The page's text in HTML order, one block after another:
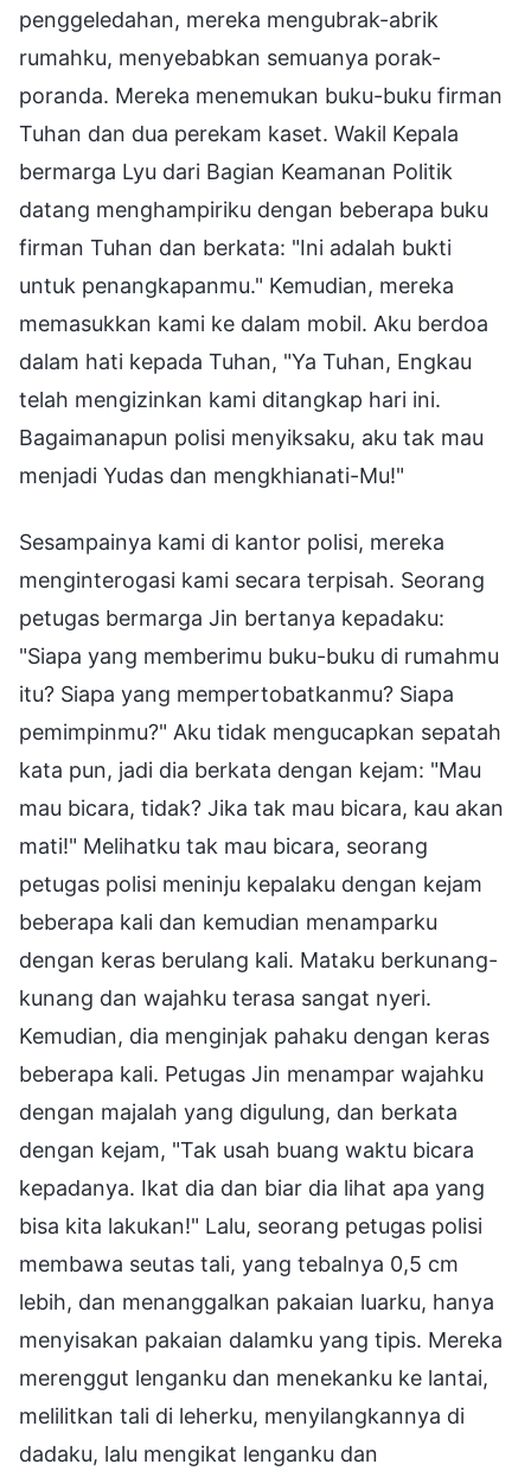
penggeledahan, mereka mengubrak-abrik
rumahku, menyebabkan semuanya porak-
poranda. Mereka menemukan buku-buku firman
Tuhan dan dua perekam kaset. Wakil Kepala
bermarga Lyu dari Bagian Keamanan Politik
datang menghampiriku dengan beberapa buku
firman Tuhan dan berkata: "Ini adalah bukti
untuk penangkapanmu." Kemudian, mereka
memasukkan kami ke dalam mobil. Aku berdoa
dalam hati kepada Tuhan, "Ya Tuhan, Engkau
telah mengizinkan kami ditangkap hari ini.
Bagaimanapun polisi menyiksaku, aku tak mau
menjadi Yudas dan mengkhianati-Mu!"
Sesampainya kami di kantor polisi, mereka
menginterogasi kami secara terpisah. Seorang
petugas bermarga Jin bertanya kepadaku:
"Siapa yang memberimu buku-buku di rumahmu
itu? Siapa yang mempertobatkanmu? Siapa
pemimpinmu?" Aku tidak mengucapkan sepatah
kata pun, jadi dia berkata dengan kejam: "Mau
mau bicara, tidak? Jika tak mau bicara, kau akan
mati!" Melihatku tak mau bicara, seorang
petugas polisi meninju kepalaku dengan kejam
beberapa kali dan kemudian menamparku
dengan keras berulang kali. Mataku berkunang-
kunang dan wajahku terasa sangat nyeri.
Kemudian, dia menginjak pahaku dengan keras
beberapa kali. Petugas Jin menampar wajahku
dengan majalah yang digulung, dan berkata
dengan kejam, "Tak usah buang waktu bicara
kepadanya. Ikat dia dan biar dia lihat apa yang
bisa kita lakukan!" Lalu, seorang petugas polisi
membawa seutas tali, yang tebalnya 0,5 cm
lebih, dan menanggalkan pakaian luarku, hanya
menyisakan pakaian dalamku yang tipis. Mereka
merenggut lenganku dan menekanku ke lantai,
melilitkan tali di leherku, menyilangkannya di
dadaku, lalu mengikat lenganku dan